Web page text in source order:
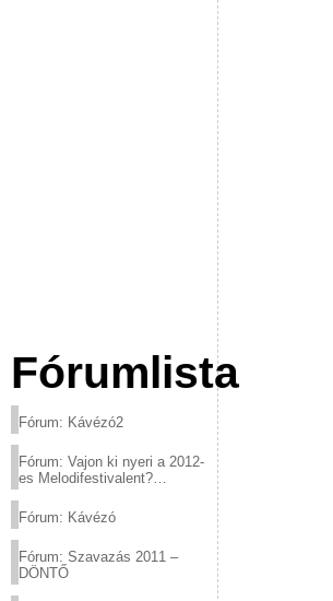
Fórumlista
Fórum: Kávézó2
Fórum: Vajon ki nyeri a 2012-
es Melodifestivalent?
Fórum: Kávézó
Fórum: Szavazás 2011 –
DÖNTŐ